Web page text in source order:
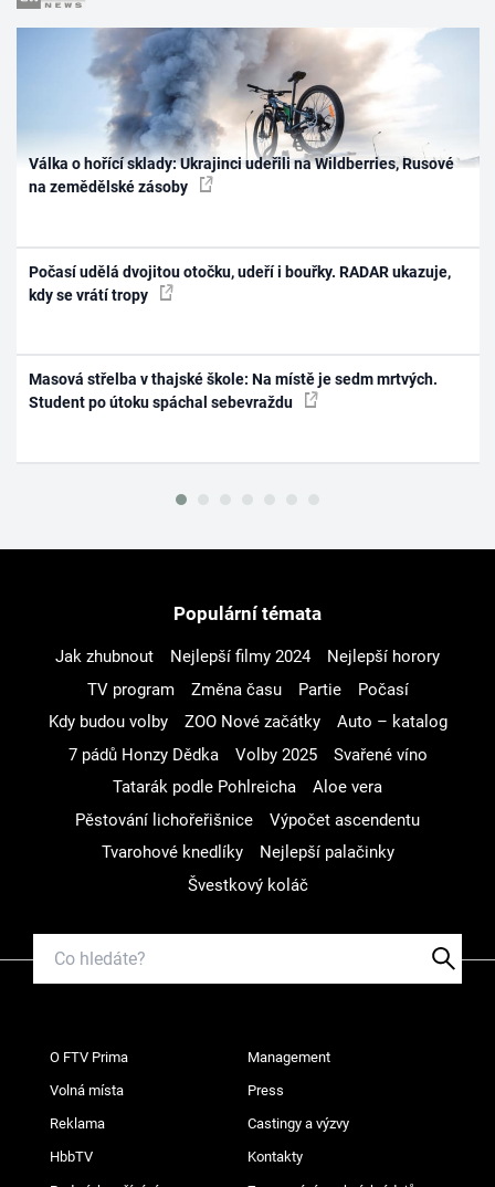
Válka o hořící sklady: Ukrajinci udeřili na Wildberries, Rusové
na zemědělské zásoby
Počasí udělá dvojitou otočku, udeří i bouřky. RADAR ukazuje,
kdy se vrátí tropy
Masová střelba v thajské škole: Na místě je sedm mrtvých.
Student po útoku spáchal sebevraždu
Populární témata
Jak zhubnout Nejlepší filmy 2024
Nejlepší horory
TV program
Změna času Partie
Počasí
Kdy budou volby
ZOO Nové začátky
Auto – katalog
7 pádů Honzy Dědka
Volby 2025
Svařené víno
Tatarák podle Pohlreicha
Aloe vera
Pěstování lichořeřišnice
Výpočet ascendentu
Tvarohové knedlíky
Nejlepší palačinky
Švestkový koláč
O FTV Prima Management
Volná místa Press
Reklama Castingy a výzvy
HbbTV Kontakty